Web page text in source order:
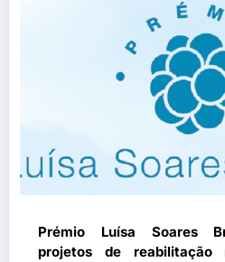
Prémio Luísa Soares
projetos de reabilitação